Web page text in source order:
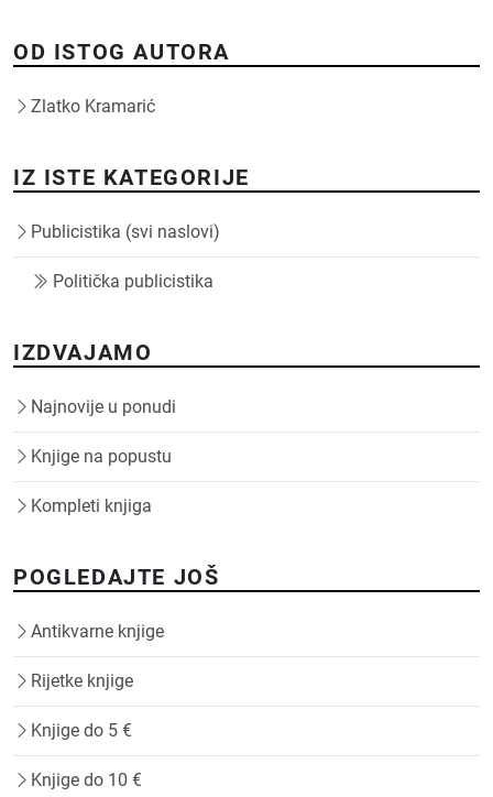
OD ISTOG AUTORA
Zlatko Kramarić
IZ ISTE KATEGORIJE
Publicistika (svi naslovi)
Politička publicistika
IZDVAJAMO
Najnovije u ponudi
Knjige na popustu
Kompleti knjiga
POGLEDAJTE JOŠ
Antikvarne knjige
Rijetke knjige
Knjige do 5 €
Knjige do 10 €